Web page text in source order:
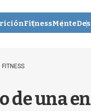
FitnessMente
FITNESS
de una